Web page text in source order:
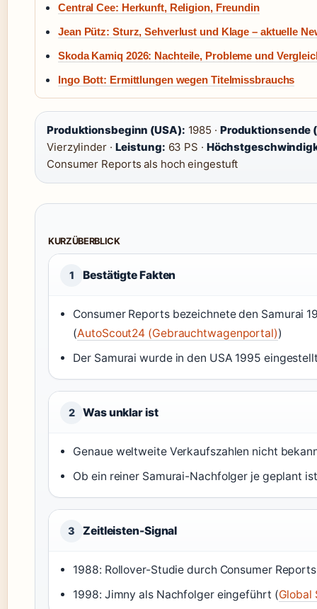
Central Cee: Herkunft, Religion, Freundin
Jean Pütz: Sturz, Sehverlust und Klage – aktuelle
Skoda Kamiq 2026: Nachteile, Probleme und
Ingo Bott: Ermittlungen wegen Titelmissbrauchs
Produktionsbeginn (USA): 1985 · Produktionsende
Vierzylinder · Leistung: 63 PS ·
Consumer Reports als hoch eingestuft
KURZÜBERBLICK
1 Bestätigte Fakten
Consumer Reports bezeichnete den Samurai
(AutoScout24 (Gebrauchtwagenportal))
Der Samurai wurde in den USA 1995
2 Was unklar ist
Genaue weltweite Verkaufszahlen nicht
Ob ein reiner Samurai-Nachfolger je geplant ist
3 Zeitleisten-Signal
1988: Rollover-Studie durch Consumer
1998: Jimny als Nachfolger eingeführt (Global